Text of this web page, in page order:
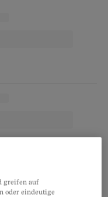
Tage. Die
greifen auf
oder eindeutige